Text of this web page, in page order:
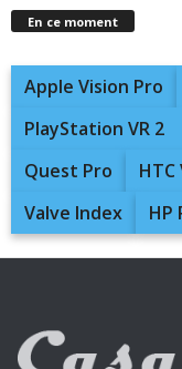
En ce moment
Apple Vision Pro
PlayStation VR 2
Quest Pro
HTC
Valve Index
HP